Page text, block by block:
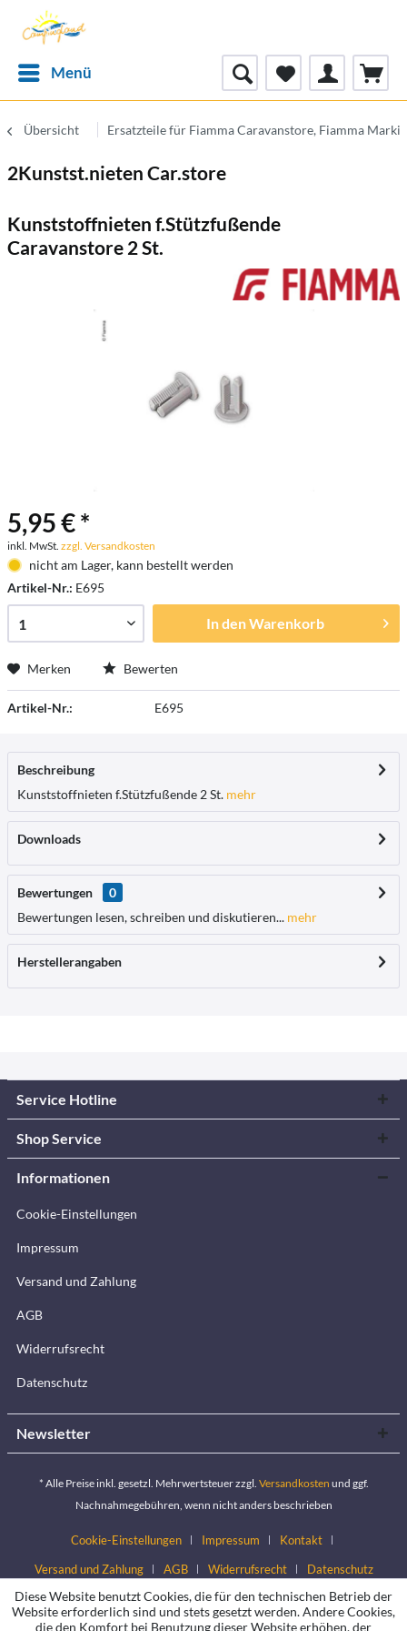
Menü
Übersicht Ersatzteile für Fiamma Caravanstore, Fiamma
2Kunstst.nieten Car.store
Kunststoffnieten f.Stützfußende
Caravanstore 2 St.
5,95 € *
inkl. MwSt. zzgl. Versandkosten
nicht am Lager, kann bestellt werden
Artikel-Nr.: E695
In denWarenkorb
Merken Bewerten
Artikel-Nr.: E695
Beschreibung
Kunststoffnieten f.Stützfußende 2 St. mehr
Downloads
Bewertungen
0
Bewertungen lesen, schreiben und diskutieren... mehr
Herstellerangaben
Service Hotline
Shop Service
Informationen
Cookie-Einstellungen
Impressum
Versand und Zahlung
AGB
Widerrufsrecht
Datenschutz
Newsletter
* Alle Preise inkl. gesetzl. Mehrwertsteuer zzgl. Versandkosten und ggf.
Nachnahmegebühren, wenn nicht anders beschrieben
Cookie-Einstellungen Impressum
Kontakt
Versand und Zahlung
AGB Widerrufsrecht Datenschutz
Diese Website benutzt Cookies, die für den technischen Betrieb der
Website erforderlich sind und stets gesetzt werden. Andere Cookies,
die den Komfort bei Benutzung dieser Website erhöhen, der